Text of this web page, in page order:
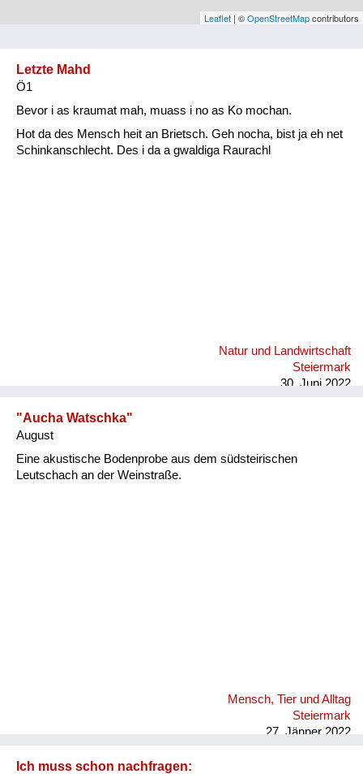
Vorarlberg
Natur und Landwirtschaft
Fluchen und Reden
Leaflet | ©OpenStreetMapcontributors
Letzte Mahd
Ö1
Bevor i as kraumat mah, muass i no as Ko mochan.
Hot da des Mensch heit an Brietsch. Geh nocha, bist ja eh net
Schinkanschlecht. Des i da a gwaldiga Raurachl
Natur und Landwirtschaft
Steiermark
30. Juni 2022
"Aucha Watschka"
August
Eine akustische Bodenprobe aus dem südsteirischen
Leutschach an der Weinstraße.
Mensch, Tier und Alltag
Steiermark
27. Jänner 2022
Ich muss schon nachfragen: